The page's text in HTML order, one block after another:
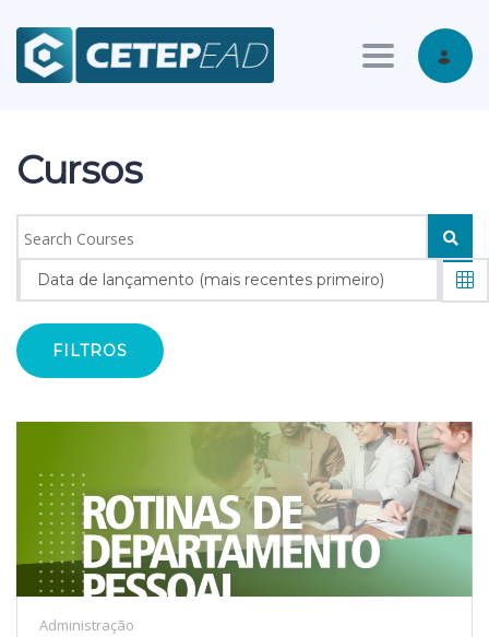
Toggle
Cursos
Data de lançamento (mais recentes primeiro)
FILTROS
Administração